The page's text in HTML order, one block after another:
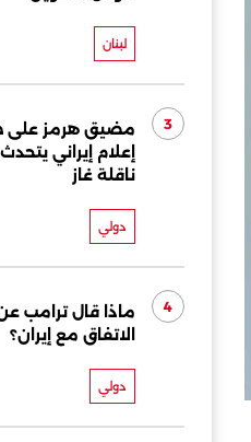
لبنان
3
مضيق هرمز على
إعلام إيراني
ناقلة غاز
دولي
4
ماذا قال ترامب
الاتفاق مع إيران؟
دولي